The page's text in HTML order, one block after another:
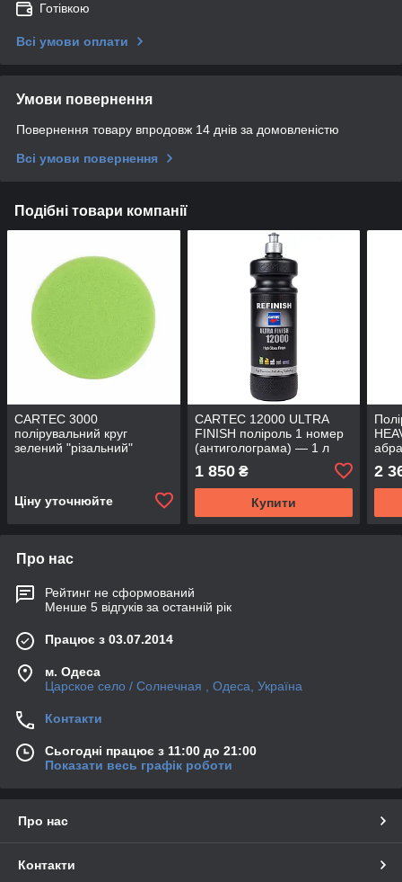
Готівкою
Всі умови оплати
Умови повернення
Повернення товару впродовж 14 днів за домовленістю
Всі умови повернення
Подібні товари компанії
CARTEC 3000
полірувальний круг
зелений "різальний"
Ціну уточнюйте
CARTEC 12000 ULTRA
FINISH поліроль 1 номер
(антиголограма) — 1 л
1 850₴
Купити
2
Про нас
Рейтинг не сформований
Менше 5 відгуків за останній рік
Працює з 03.07.2014
м. Одеса
Царское село / Солнечная , Одеса, Україна
Контакти
Сьогодні працює з 11:00 до 21:00
Показати весь графік роботи
Про нас
Контакти